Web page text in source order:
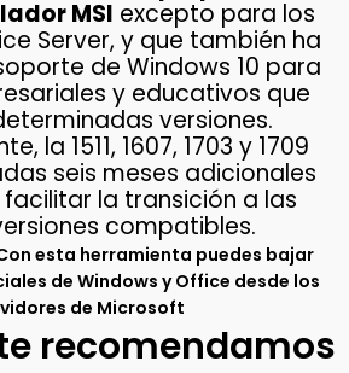
MSI excepto para los
Server, y que también ha
de Windows 10 para
y educativos que
versiones.
la 1511, 1607, 1703 y 1709
seis meses adicionales
la transición a las
compatibles.
esta herramienta puedes bajar
de Windows y Office desde los
de Microsoft
recomendamos